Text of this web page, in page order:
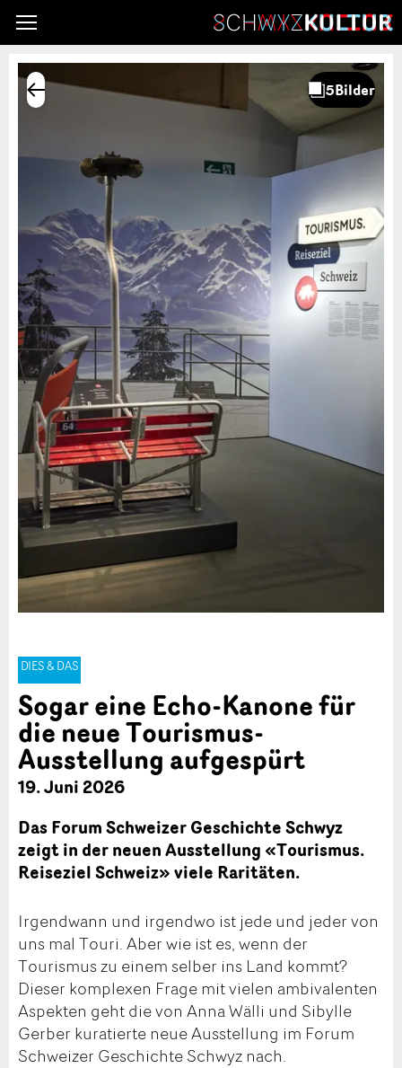
DIES & DAS
Sogar eine Echo-Kanone für
die neue Tourismus-
Ausstellung aufgespürt
19. Juni 2026
Das Forum Schweizer Geschichte Schwyz
zeigt in der neuen Ausstellung «Tourismus.
Reiseziel Schweiz» viele Raritäten.
Irgendwann und irgendwo ist jede und jeder von
uns mal Touri. Aber wie ist es, wenn der
Tourismus zu einem selber ins Land kommt?
Dieser komplexen Frage mit vielen ambivalenten
Aspekten geht die von Anna Wälli und Sibylle
Gerber kuratierte neue Ausstellung im Forum
Schweizer Geschichte Schwyz nach.